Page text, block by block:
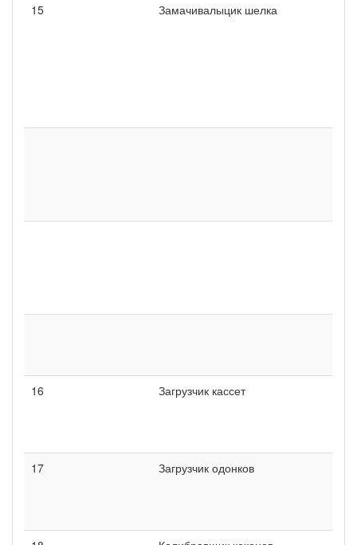
15 Замачивалыцик шелка
16 Загрузчик кассет
17 Загрузчик одонков